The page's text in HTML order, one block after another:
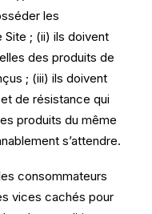
les
; (ii) ils doivent
des produits de
; (iii) ils doivent
de résistance qui
produits du même
s’attendre.
consommateurs
vices cachés pour